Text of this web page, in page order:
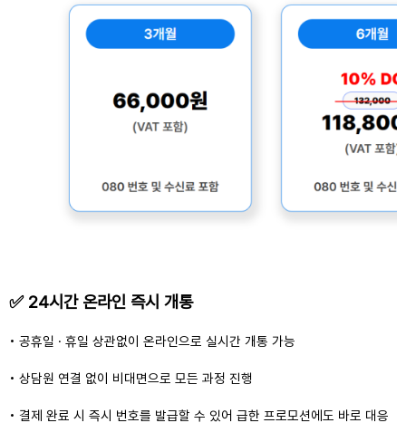
✅ 24시간 온라인 즉시 개통
• 공휴일 · 휴일 상관없이 온라인으로 실시간 개통 가능
• 상담원 연결 없이 비대면으로 모든 과정 진행
• 결제 완료 시 즉시 번호를 발급할 수 있어 급한 프로모션에도 바로 대응